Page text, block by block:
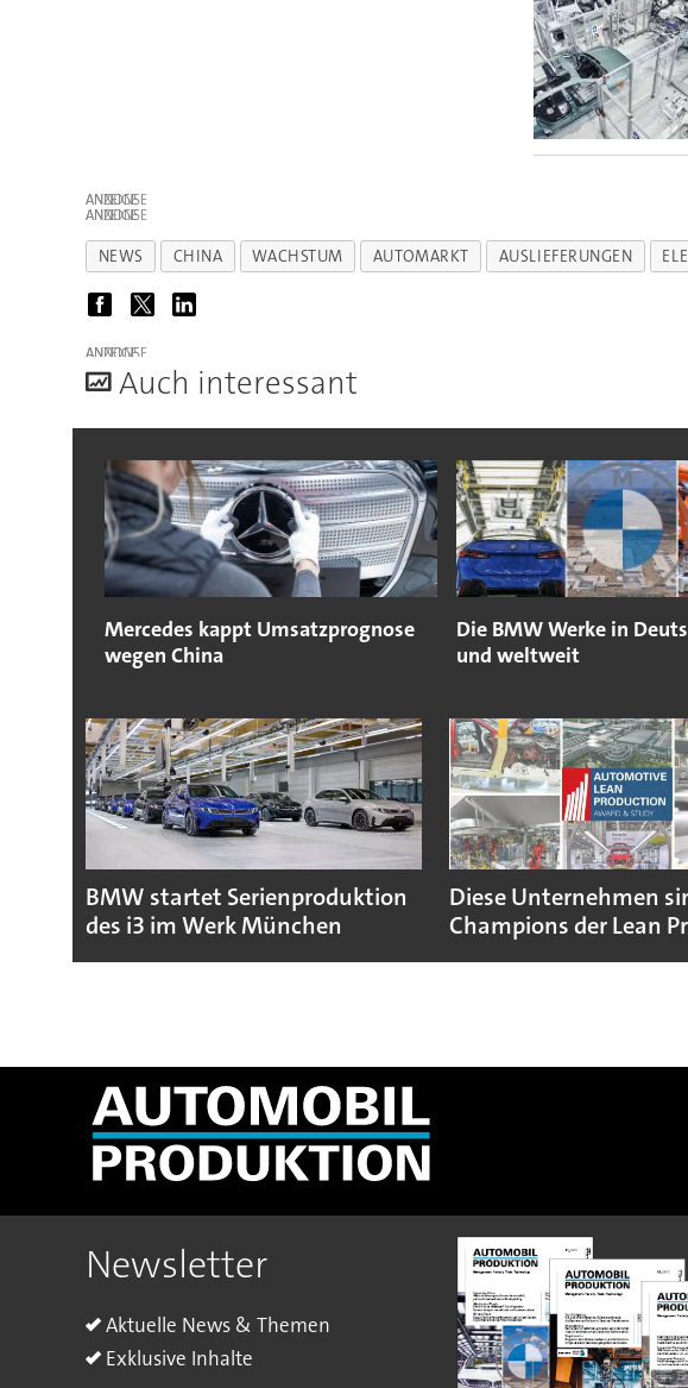
ANZEIGE
ANZEIGE
NEWS CHINA WACHSTUM AUTOMARKT AUSLIEFERUNGEN
ANZEIGE
Auch interessant
Mercedes kappt Umsatzprognose
wegen China
Die BMW Werke in
und weltweit
BMW startet Serienproduktion
des i3 im Werk München
Diese Unternehmen
Champions der Lean
Newsletter
Aktuelle News & Themen
Exklusive Inhalte